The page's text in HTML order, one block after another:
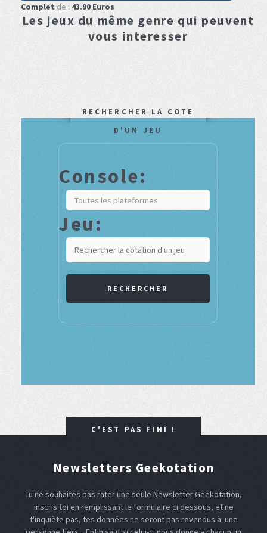
Complet de : 43.90 Euros
Les jeux du même genre qui peuvent
vous interesser
RECHERCHER LA COTE
D'UN JEU
Console:
Jeu:
RECHERCHER
C'EST PAS FINI !
Newsletters Geekotation
Tu ne souhaites pas rater une seule Newsletter Geekotation,
inscris toi en remplissant le formulaire ci dessous, et ne
t'inquiète pas, tes données ne seront pas revendus à une